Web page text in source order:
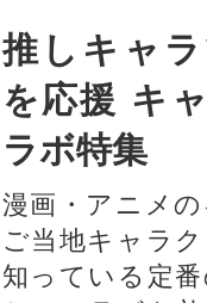
推しキャ
を応援 キ
ラボ特集
漫画・アニメ
ご当地キャラ
知っている定